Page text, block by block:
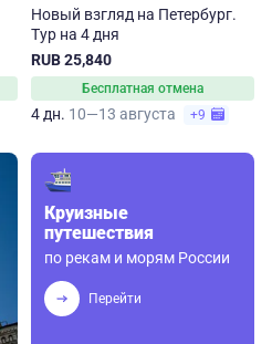
Новый взгляд на Петербург.
Тур на 4 дня
RUB 25,840
Бесплатная отмена
4 дн. 10—13 августа +9
Круизные
путешествия
по рекам и морям России
Перейти